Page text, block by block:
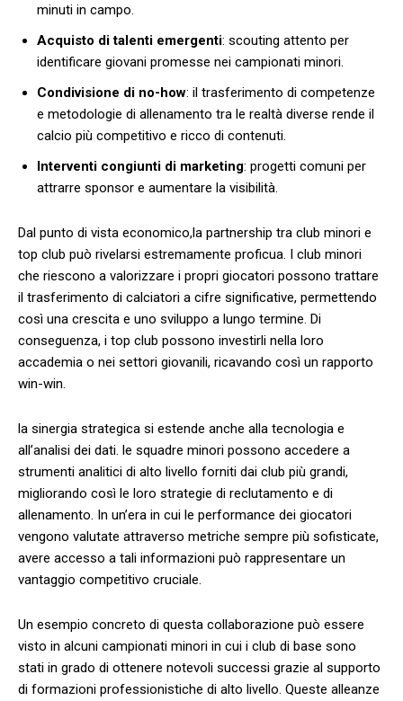
minuti in campo.
Acquisto di talenti emergenti:​ scouting attento per⁤
identificare ‍giovani promesse nei campionati minori.
Condivisione di no-how: ‌il‌ trasferimento di competenze
e metodologie di allenamento tra le ‍realtà diverse rende⁣ il
calcio più competitivo e ricco di contenuti.
Interventi congiunti di marketing: progetti comuni per
‍attrarre sponsor e aumentare la visibilità.
Dal punto di vista economico,la partnership tra club ⁣minori e
top club può rivelarsi estremamente proficua.⁣ I club minori
che riescono a valorizzare i propri giocatori possono trattare
il trasferimento di calciatori a ‌cifre significative, permettendo
così una crescita e uno sviluppo ⁤a lungo termine. Di
conseguenza, i top⁣ club‌ possono investirli nella⁤ loro⁤
accademia o nei settori giovanili, ricavando così⁣ un rapporto
win-win.
la sinergia strategica si⁢ estende anche alla‌ tecnologia e
all’analisi ‌dei dati. le squadre minori possono accedere a‍
strumenti analitici di‌ alto livello forniti dai club più‍ grandi,
migliorando così le‌ loro strategie di ⁢reclutamento e ​di
allenamento. In ​un’era in cui le performance dei giocatori
vengono valutate attraverso metriche sempre più ⁣sofisticate,
avere accesso a tali informazioni può rappresentare un
vantaggio competitivo‍ cruciale.
Un esempio concreto⁣ di ​questa collaborazione può essere
visto in alcuni campionati minori in⁣ cui i club di base sono
stati in‌ grado di ottenere notevoli successi grazie al ​supporto
di formazioni‌ professionistiche ⁣di ‌alto ‍livello. Queste alleanze